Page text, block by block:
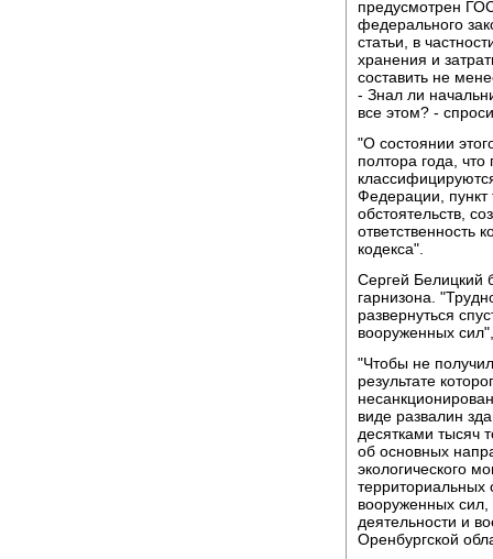
предусмотрен
федерального
статьи, в
хранения и
составить не
- Знал ли
все этом? -
"О состоянии
полтора года,
Федерации,
обстоятельств,
ответственность
кодекса".
Сергей Белицкий
гарнизона.
развернуться
вооруженных
"Чтобы не
результате
виде развалин
десятками тысяч
об основных
экологического
территориальных
вооруженных сил,
деятельности и
Оренбургской